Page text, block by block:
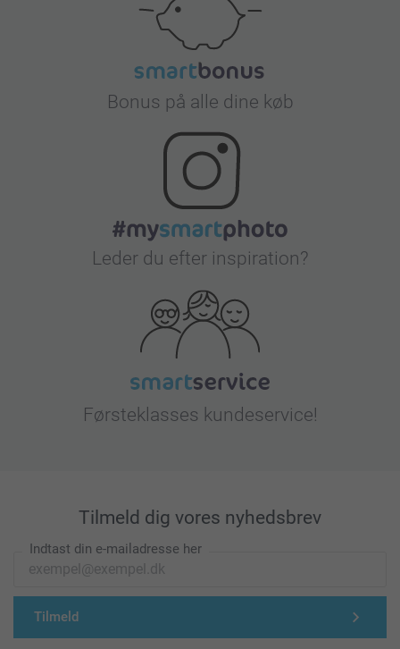
Bonus på alle dine køb
Leder du efter inspiration?
Førsteklasses kundeservice!
Tilmeld dig vores nyhedsbrev
Indtast din e-mailadresse her
Tilmeld